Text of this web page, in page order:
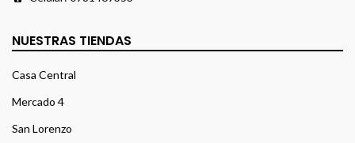
NUESTRAS TIENDAS
Casa Central
Mercado 4
San Lorenzo